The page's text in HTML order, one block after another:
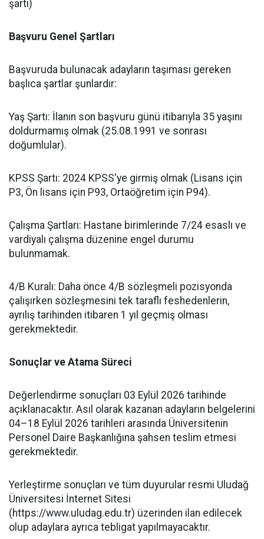
şartı)
Başvuru Genel Şartları
​Başvuruda bulunacak adayların taşıması gereken
başlıca şartlar şunlardır:
​Yaş Şartı: İlanın son başvuru günü itibarıyla 35 yaşını
doldurmamış olmak (25.08.1991 ve sonrası
doğumlular).
​KPSS Şartı: 2024 KPSS'ye girmiş olmak (Lisans için
P3, Ön lisans için P93, Ortaöğretim için P94).
​Çalışma Şartları: Hastane birimlerinde 7/24 esaslı ve
vardiyalı çalışma düzenine engel durumu
bulunmamak.
​4/B Kuralı: Daha önce 4/B sözleşmeli pozisyonda
çalışırken sözleşmesini tek taraflı feshedenlerin,
ayrılış tarihinden itibaren 1 yıl geçmiş olması
gerekmektedir.
Sonuçlar ve Atama Süreci
​Değerlendirme sonuçları 03 Eylül 2026 tarihinde
açıklanacaktır. Asıl olarak kazanan adayların belgelerini
04–18 Eylül 2026 tarihleri arasında Üniversitenin
Personel Daire Başkanlığına şahsen teslim etmesi
gerekmektedir.
​Yerleştirme sonuçları ve tüm duyurular resmi Uludağ
Üniversitesi İnternet Sitesi
(https://www.uludag.edu.tr) üzerinden ilan edilecek
olup adaylara ayrıca tebligat yapılmayacaktır.